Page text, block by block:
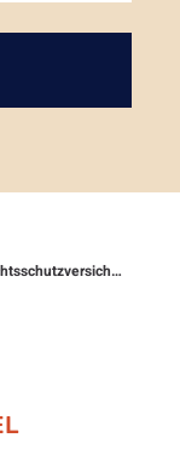
Was eine Rechtsschutzversicherung ist